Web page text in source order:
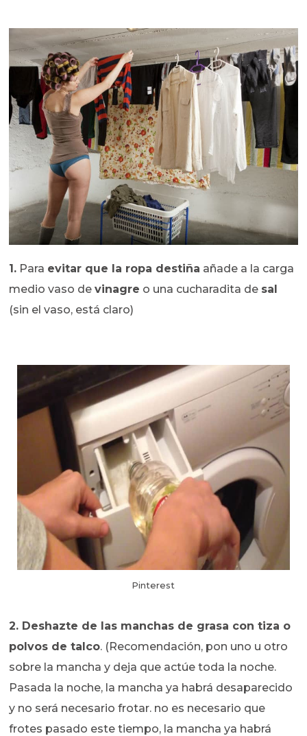
1. Para evitar que la ropa destiña añade a la carga
medio vaso devinagre o una cucharadita de sal
(sin el vaso, está claro)
Pinterest
2. Deshazte de las manchas de grasa con tiza o
polvos de talco. (Recomendación, pon uno u otro
sobre la mancha y deja que actúe toda la noche.
Pasada la noche, la mancha ya habrá desaparecido
y no será necesario frotar. no es necesario que
frotes pasado este tiempo, la mancha ya habrá